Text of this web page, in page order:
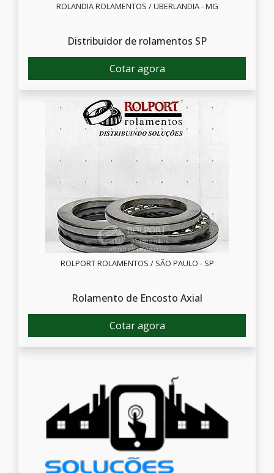
ROLANDIA ROLAMENTOS / UBERLANDIA - MG
Distribuidor de rolamentos SP
Cotar agora
ROLPORT ROLAMENTOS / SÃO PAULO - SP
Rolamento de Encosto Axial
Cotar agora